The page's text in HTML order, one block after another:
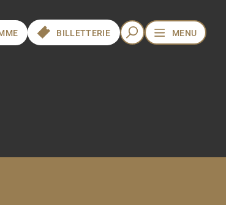
BILLETTERIE MENU